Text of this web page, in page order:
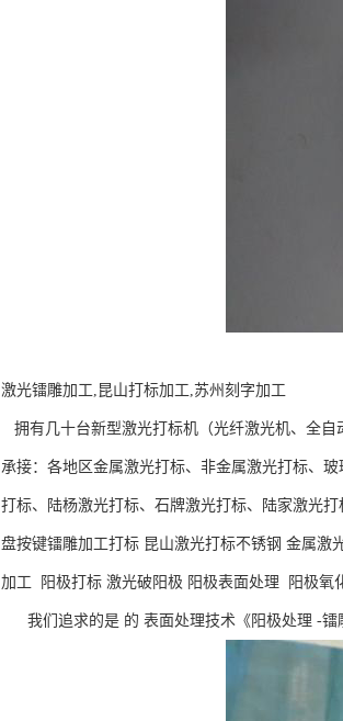
激光镭雕加工,昆山打标加工,苏州刻字加工
拥有几十台新型激光打标机（光纤激光机、全
承接：各地区金属激光打标、非金属激光打标、
打标、陆杨激光打标、石牌激光打标、陆家激光
盘按键镭雕加工打标 昆山激光打标不锈钢 金属
加工 阳极打标 激光破阳极 阳极表面处理 阳极氧
我们追求的是 的 表面处理技术《阳极处理 -镭